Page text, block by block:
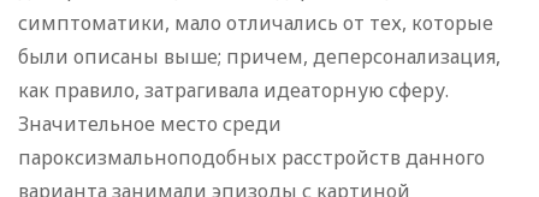
симптоматики, мало отличались от тех, которые
были описаны выше; причем, деперсонализация,
как правило, затрагивала идеаторную сферу.
Значительное место среди
пароксизмальноподобных расстройств данного
варианта занимали эпизоды с картиной